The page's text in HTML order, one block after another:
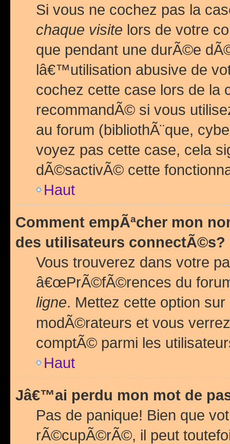
Si vous ne cochez pas la
chaque visite lors de votre
que pendant une durÃ©e
lâ€™utilisation abusive de
cochez cette case lors de
recommandÃ© si vous
au forum (bibliothÃ¨que,
voyez pas cette case, cela
dÃ©sactivÃ© cette
Haut
Comment empÃªcher mon
des utilisateurs connectÃ©s?
Vous trouverez dans votre
â€œPrÃ©fÃ©rences du
ligne. Mettez cette option sur
modÃ©rateurs et vous
comptÃ© parmi les
Haut
Jâ€™ai perdu mon mot de
Pas de panique! Bien que
rÃ©cupÃ©rÃ©, il peut